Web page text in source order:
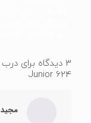
3 دیدگاه برای
Junior 624
مجید